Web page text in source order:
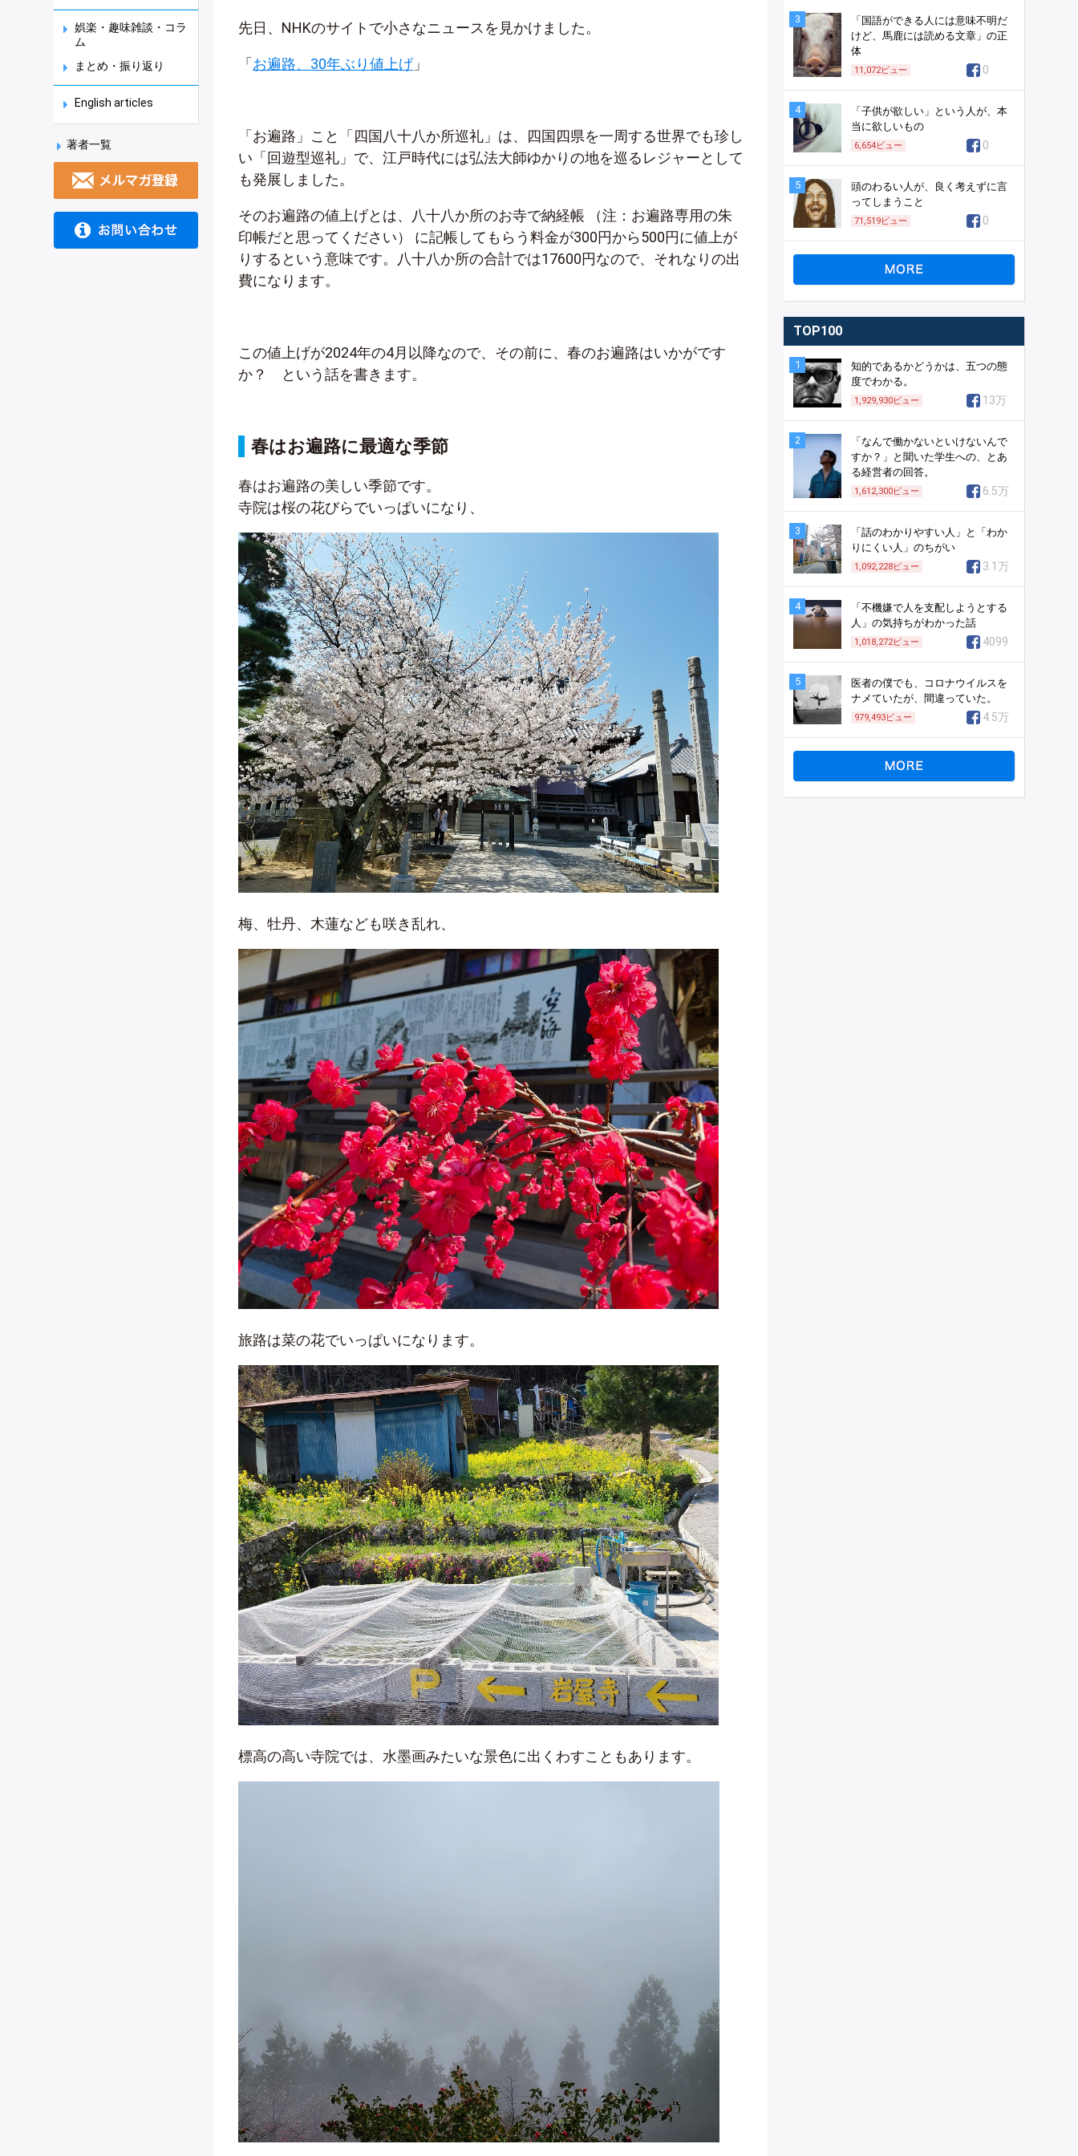
娯楽・趣味雑談・コラ
ム
まとめ・振り返り
English articles
著者一覧
先日、NHKのサイトで小さなニュースを見かけました。
「 お遍路、30年ぶり値上げ 」
「お遍路」こと「四国八十八か所巡礼」は、四国四県を一周する世界でも珍し
い「回遊型巡礼」で、江戸時代には弘法大師ゆかりの地を巡るレジャーとして
も発展しました。
そのお遍路の値上げとは、八十八か所のお寺で納経帳 （注：お遍路専用の朱
印帳だと思ってください） に記帳してもらう料金が300円から500円に値上が
りするという意味です。八十八か所の合計では17600円なので、それなりの出
費になります。
この値上げが2024年の4月以降なので、その前に、春のお遍路はいかがです
か？ という話を書きます。
春はお遍路に最適な季節
春はお遍路の美しい季節です。
寺院は桜の花びらでいっぱいになり、
梅、牡丹、木蓮なども咲き乱れ、
旅路は菜の花でいっぱいになります。
標高の高い寺院では、水墨画みたいな景色に出くわすこともあります。
3
「国語ができる人には意味不明だ
けど、馬鹿には読める文章」の正
体
11,072ビュー 0
4
「子供が欲しい」という人が、本
当に欲しいもの
6,654ビュー 0
5
頭のわるい人が、良く考えずに言
ってしまうこと
71,519ビュー 0
TOP100
1
知的であるかどうかは、五つの態
度でわかる。
1,929,930ビュー 13万
2
「なんで働かないといけないんで
すか？」と聞いた学生への、とあ
る経営者の回答。
1,612,300ビュー 6.5万
3
「話のわかりやすい人」と「わか
りにくい人」のちがい
1,092,228ビュー 3.1万
4
「不機嫌で人を支配しようとする
人」の気持ちがわかった話
1,018,272ビュー 4099
5
医者の僕でも、コロナウイルスを
ナメていたが、間違っていた。
979,493ビュー 4.5万